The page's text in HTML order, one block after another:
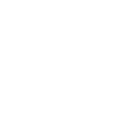
the website is used and to offer